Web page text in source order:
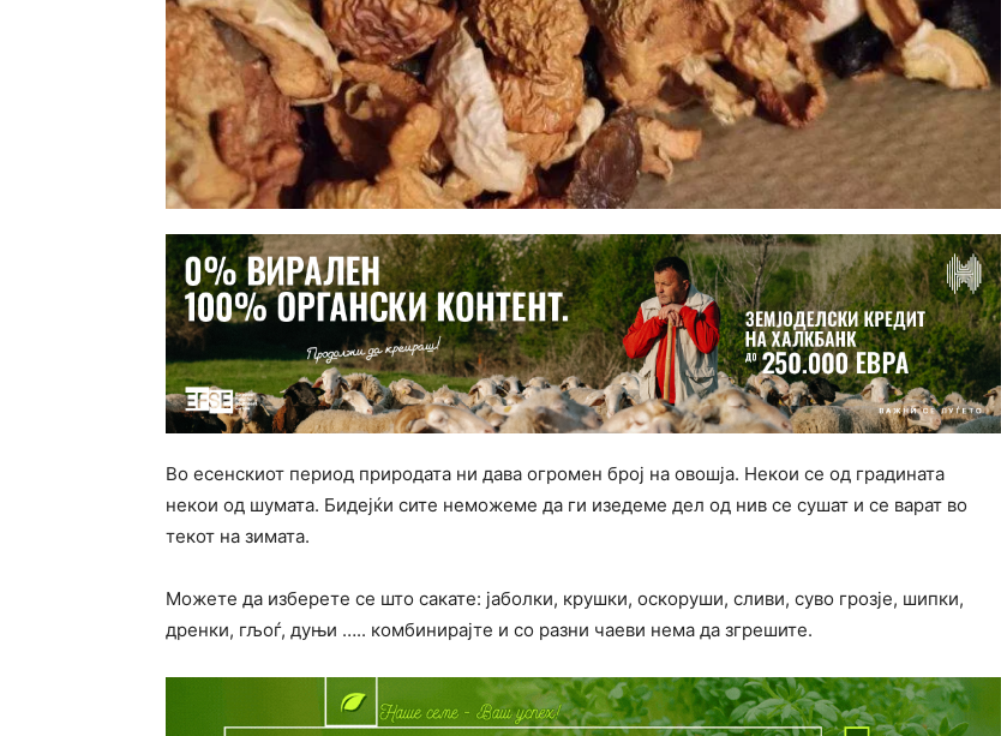
Во есенскиот период природата ни дава огромен број на овошја. Некои се од градината
некои од шумата. Бидејќи сите неможеме да ги изедеме дел од нив се сушат и се варат во
текот на зимата.
Можете да изберете се што сакате: јаболки, крушки, оскоруши, сливи, суво грозје, шипки,
дренки, гљоѓ, дуњи ….. комбинирајте и со разни чаеви нема да згрешите.